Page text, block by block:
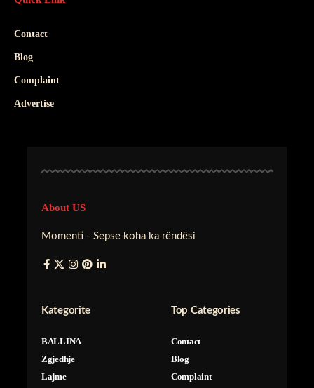
Contact
Blog
Complaint
Advertise
About US
Momenti - Sepse koha ka rëndësi
Kategorite
BALLINA
Zgjedhje
Lajme
Top Categories
Contact
Blog
Complaint